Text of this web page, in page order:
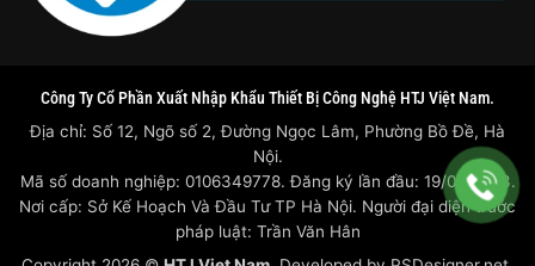
Công Ty Cổ Phần Xuất Nhập Khẩu Thiết Bị Công Nghệ HTJ Việt Nam.
Địa chỉ: Số 12, Ngõ số 2, Đường Ngọc Lâm, Phường Bồ Đề, Hà
Nội.
Mã số doanh nghiệp: 0106349778. Đăng ký lần đầu: 19/07/2023.
Nơi cấp: Sở Kế Hoạch Và Đầu Tư TP Hà Nội. Người đại diện trước
pháp luật: Trần Văn Hân